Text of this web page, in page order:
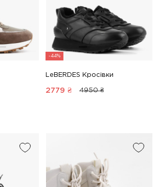
-44%
LeBERDES Кросівки
2779 ₴ 4950 ₴